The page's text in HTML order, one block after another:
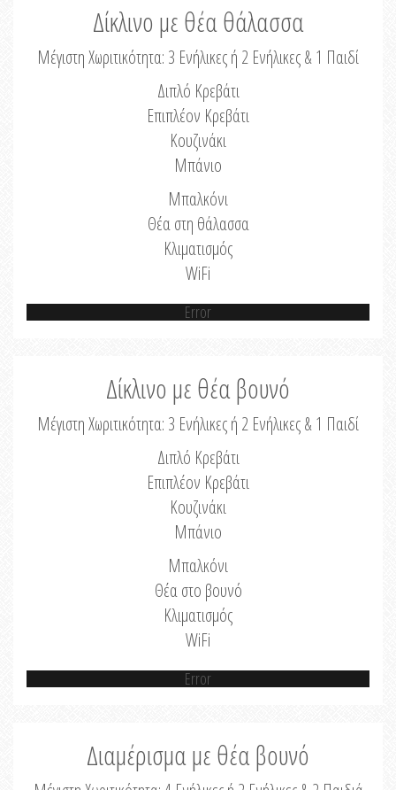
Δίκλινο με θέα θάλασσα
Μέγιστη Χωριτικότητα: 3 Ενήλικες ή 2 Ενήλικες & 1 Παιδί
Διπλό Κρεβάτι
Επιπλέον Κρεβάτι
Κουζινάκι
Μπάνιο
Μπαλκόνι
Θέα στη θάλασσα
Κλιματισμός
WiFi
Error
Δίκλινο με θέα βουνό
Μέγιστη Χωριτικότητα: 3 Ενήλικες ή 2 Ενήλικες & 1 Παιδί
Διπλό Κρεβάτι
Επιπλέον Κρεβάτι
Κουζινάκι
Μπάνιο
Μπαλκόνι
Θέα στο βουνό
Κλιματισμός
WiFi
Error
Διαμέρισμα με θέα βουνό